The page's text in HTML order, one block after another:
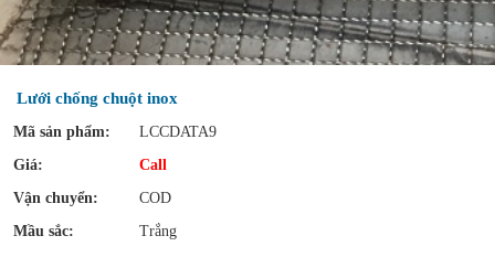
Lưới chống chuột inox
Mã sản phẩm:
LCCDATA9
Giá:
Call
Vận chuyển:
COD
Mầu sắc:
Trắng